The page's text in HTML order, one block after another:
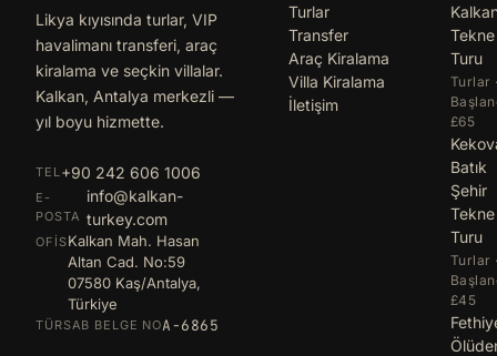
Likya kıyısında turlar, VIP
havalimanı transferi, araç
kiralama ve seçkin villalar.
Kalkan, Antalya merkezli —
yıl boyu hizmette.
TEL +90 242 606 1006
E-
POSTA
info@kalkan-
turkey.com
OFISKalkan Mah. Hasan
Altan Cad. No:59
07580 Kaş/Antalya,
Türkiye
TÜRSAB BELGE NOA-6865
Turlar
Transfer
Araç Kiralama
Villa Kiralama
İletişim
Tekne
Turu
Turlar
£65
Batık
Şehir
Tekne
Turu
Turlar
£45